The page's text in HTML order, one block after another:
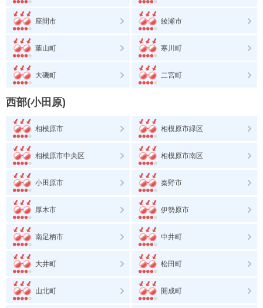
座間市 綾瀬市
葉山町 寒川町
大磯町 二宮町
西部(小田原)
相模原市 相模原市緑区
相模原市中央区 相模原市南区
小田原市 秦野市
厚木市 伊勢原市
南足柄市 中井町
大井町 松田町
山北町 開成町